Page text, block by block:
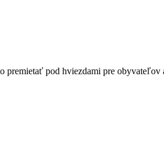
pod hviezdami pre obyvateľov